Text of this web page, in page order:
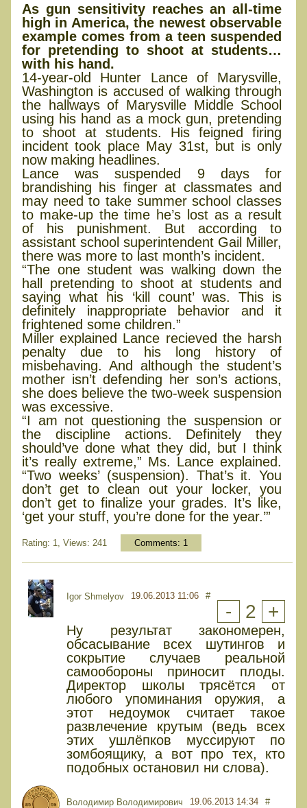
As gun sensitivity reaches an all-time
high in America, the newest observable
example comes from a teen suspended
for pretending to shoot at students…
with his hand.
14-year-old Hunter Lance of Marysville,
Washington is accused of walking through
the hallways of Marysville Middle School
using his hand as a mock gun, pretending
to shoot at students. His feigned firing
incident took place May 31st, but is only
now making headlines.
Lance was suspended 9 days for
brandishing his finger at classmates and
may need to take summer school classes
to make-up the time he’s lost as a result
of his punishment. But according to
assistant school superintendent Gail Miller,
there was more to last month’s incident.
“The one student was walking down the
hall pretending to shoot at students and
saying what his ‘kill count’ was. This is
definitely inappropriate behavior and it
frightened some children.”
Miller explained Lance recieved the harsh
penalty due to his long history of
misbehaving. And although the student’s
mother isn’t defending her son’s actions,
she does believe the two-week suspension
was excessive.
“I am not questioning the suspension or
the discipline actions. Definitely they
should’ve done what they did, but I think
it’s really extreme,” Ms. Lance explained.
“Two weeks’ (suspension). That’s it. You
don’t get to clean out your locker, you
don’t get to finalize your grades. It’s like,
‘get your stuff, you’re done for the year.’”
Rating: 1, Views: 241 Comments: 1
Igor Shmelyov 19.06.2013 11:06 #
- 2 +
Ну результат закономерен,
обсасывание всех шутингов и
сокрытие случаев реальной
самообороны приносит плоды.
Директор школы трясётся от
любого упоминания оружия, а
этот недоумок считает такое
развлечение крутым (ведь всех
этих ушлёпков муссируют по
зомбоящику, а вот про тех, кто
подобных остановил ни слова).
Володимир Володимирович 19.06.2013 14:34 #